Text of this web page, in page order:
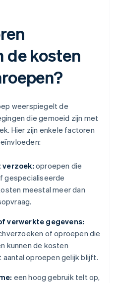
de kosten
weerspiegelt de
die gemoeid zijn met
Hier zijn enkele factoren
oproepen die
gespecialiseerde
meestal meer dan
verwerkte gegevens:
of oproepen die
kunnen de kosten
aantal oproepen gelijk blijft.
een hoog gebruik telt op,